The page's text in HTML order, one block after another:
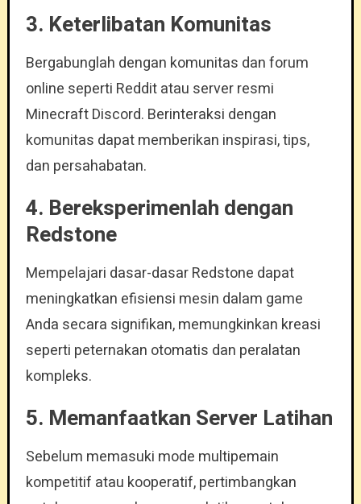
3. Keterlibatan Komunitas
Bergabunglah dengan komunitas dan forum
online seperti Reddit atau server resmi
Minecraft Discord. Berinteraksi dengan
komunitas dapat memberikan inspirasi, tips,
dan persahabatan.
4. Bereksperimenlah dengan
Redstone
Mempelajari dasar-dasar Redstone dapat
meningkatkan efisiensi mesin dalam game
Anda secara signifikan, memungkinkan kreasi
seperti peternakan otomatis dan peralatan
kompleks.
5. Memanfaatkan Server Latihan
Sebelum memasuki mode multipemain
kompetitif atau kooperatif, pertimbangkan